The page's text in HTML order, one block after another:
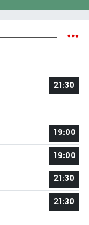
21:30
19:00
19:00
21:30
21:30